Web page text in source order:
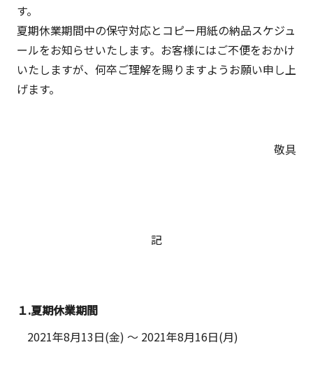
す。
夏期休業期間中の保守対応とコピー用紙の納品スケジュ
ールをお知らせいたします。お客様にはご不便をおかけ
いたしますが、何卒ご理解を賜りますようお願い申し上
げます。
敬具
記
１.夏期休業期間
2021年8月13日(金) ～ 2021年8月16日(月)